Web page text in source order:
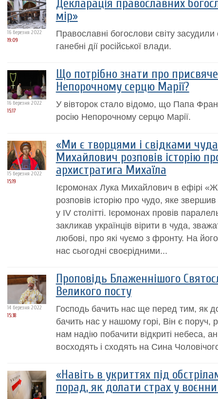
16 березня 2022
19:09
Декларація православних
мір»
Православні богослови світу засудили
ганебні дії російської влади.
16 березня 2022
15:17
Що потрібно знати про
Непорочному серцю Марії?
У вівторок стало відомо, що Папа
росію Непорочному серцю Марії.
15 березня 2022
15:19
«Ми є творцями і свідками
Михайлович розповів історію
архистратига Михаїла
Ієромонах Лука Михайлович в ефірі
розповів історію про чудо, яке
у IV столітті. Ієромонах провів
закликав українців вірити в чуда,
любові, про які чуємо з фронту. На
нас сьогодні своєрідними...
14 березня 2022
15:38
Проповідь Блаженнішого
Великого посту
Господь бачить нас ще перед тим, як
бачить нас у нашому горі, Він є поруч,
нам надію побачити відкриті небеса,
восходять і сходять на Сина
«Навіть в укриттях під
порад, як долати страх у